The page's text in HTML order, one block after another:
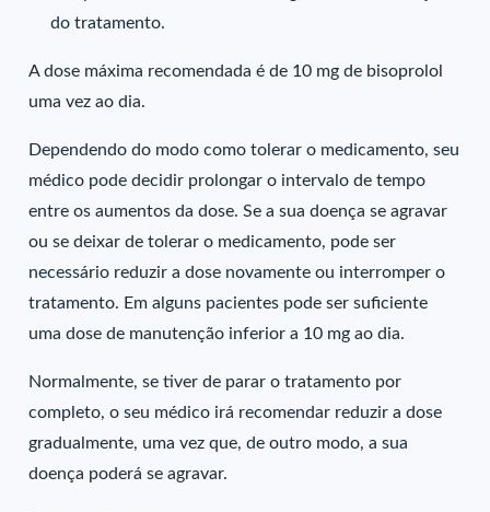
do tratamento.
A dose máxima recomendada é de 10 mg de bisoprolol
uma vez ao dia.
Dependendo do modo como tolerar o medicamento, seu
médico pode decidir prolongar o intervalo de tempo
entre os aumentos da dose. Se a sua doença se agravar
ou se deixar de tolerar o medicamento, pode ser
necessário reduzir a dose novamente ou interromper o
tratamento. Em alguns pacientes pode ser suficiente
uma dose de manutenção inferior a 10 mg ao dia.
Normalmente, se tiver de parar o tratamento por
completo, o seu médico irá recomendar reduzir a dose
gradualmente, uma vez que, de outro modo, a sua
doença poderá se agravar.